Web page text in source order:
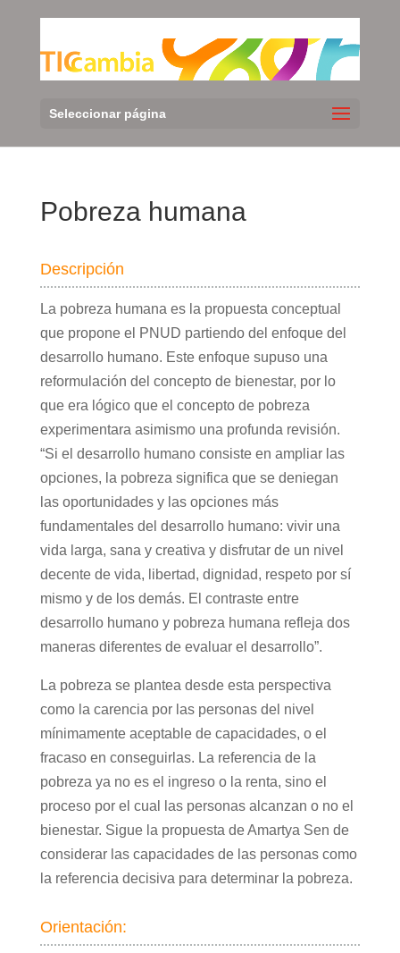
Seleccionar página
Pobreza humana
Descripción
La pobreza humana es la propuesta conceptual
que propone el PNUD partiendo del enfoque del
desarrollo humano. Este enfoque supuso una
reformulación del concepto de bienestar, por lo
que era lógico que el concepto de pobreza
experimentara asimismo una profunda revisión.
“Si el desarrollo humano consiste en ampliar las
opciones, la pobreza significa que se deniegan
las oportunidades y las opciones más
fundamentales del desarrollo humano: vivir una
vida larga, sana y creativa y disfrutar de un nivel
decente de vida, libertad, dignidad, respeto por sí
mismo y de los demás. El contraste entre
desarrollo humano y pobreza humana refleja dos
maneras diferentes de evaluar el desarrollo”.
La pobreza se plantea desde esta perspectiva
como la carencia por las personas del nivel
mínimamente aceptable de capacidades, o el
fracaso en conseguirlas. La referencia de la
pobreza ya no es el ingreso o la renta, sino el
proceso por el cual las personas alcanzan o no el
bienestar. Sigue la propuesta de Amartya Sen de
considerar las capacidades de las personas como
la referencia decisiva para determinar la pobreza.
Orientación: